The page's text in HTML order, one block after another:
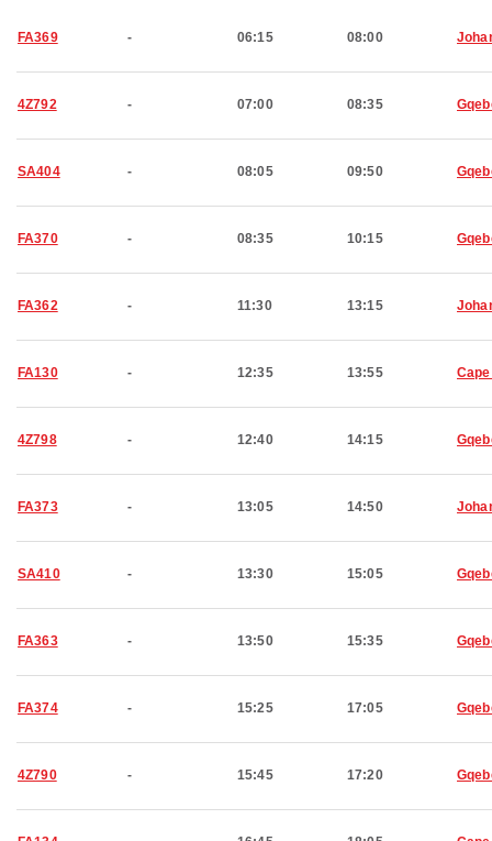
FA369 - 06:15 08:00
4Z792 - 07:00 08:35
SA404 - 08:05 09:50
FA370 - 08:35 10:15
FA362 - 11:30 13:15
FA130 - 12:35 13:55
4Z798 - 12:40 14:15
FA373 - 13:05 14:50
SA410 - 13:30 15:05
FA363 - 13:50 15:35
FA374 - 15:25 17:05
4Z790 - 15:45 17:20